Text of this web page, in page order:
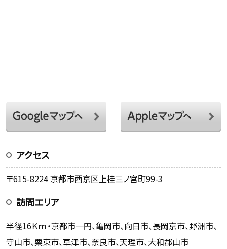
アクセス
〒615-8224 京都市西京区上桂三ノ宮町99-3
訪問エリア
半径16Ｋｍ・京都市一円、亀岡市、向日市、長岡京市、野洲市、
守山市、栗東市、草津市、奈良市、天理市、大和郡山市